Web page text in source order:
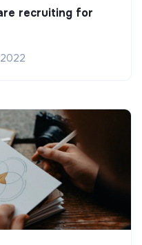
recruiting for